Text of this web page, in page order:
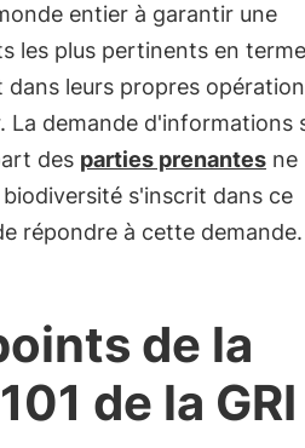
entier à garantir une
les plus pertinents en
dans leurs propres
La demande d'informations
des parties prenantesne
s'inscrit dans ce
répondre à cette demande.
de la
de la GRI